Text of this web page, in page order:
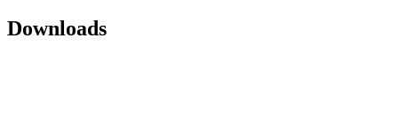
Downloads